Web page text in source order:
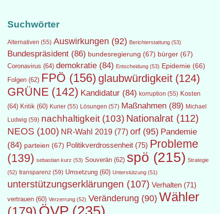
Suchwörter
Alternativen (55) Auswirkungen (92) Berichterstattung (53)
Bundespräsident (86) bundesregierung (67) bürger (67)
Coronavirus (64) demokratie (84) Entscheidung (53) Epidemie (66)
Folgen (62) FPÖ (156) glaubwürdigkeit (124)
GRÜNE (142) Kandidatur (84) korruption (55) Kosten
(64) Kritik (60) Kurier (55) Lösungen (57) Maßnahmen (89) Michael
Ludwig (59) nachhaltigkeit (103) Nationalrat (112)
NEOS (100) NR-Wahl 2019 (77) orf (95) Pandemie
(84) parteien (67) Politikverdrossenheit (75) Probleme
(139) sebastian kurz (53) Souverän (62) spö (215) Strategie
(52) transparenz (59) Umsetzung (60) Unterstützung (51)
unterstützungserklärungen (107) Verhalten (71)
vertrauen (60) Verzerrung (52) Veränderung (90) Wähler